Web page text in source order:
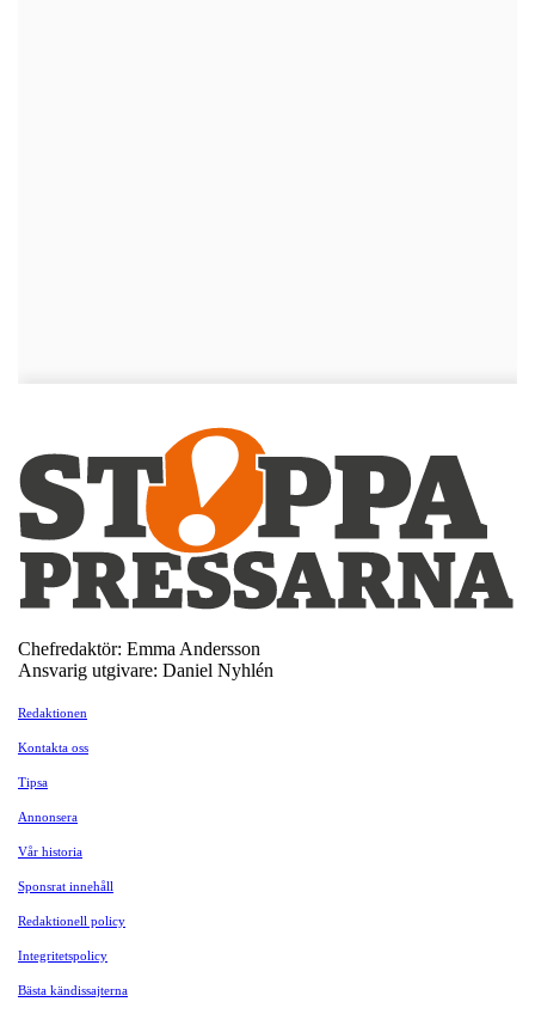
Chefredaktör: Emma Andersson
Ansvarig utgivare: Daniel Nyhlén
Redaktionen
Kontakta oss
Tipsa
Annonsera
Vår historia
Sponsrat innehåll
Redaktionell policy
Integritetspolicy
Bästa kändissajterna